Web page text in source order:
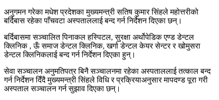
अनुगमन गरेका मधेश प्रदेशका मुख्यमन्त्री सतिष कुमार सिंहले महोत्तरीको
बर्दिबास रहेका पाँचवटा अस्पताललाई बन्द गर्न निर्देशन दिएका छन्।
बर्दिबासमा सञ्चालित पिनाकल हस्पिटल, सुरक्षा अर्थोपेडिक एण्ड डेन्टल
क्लिनिक , ऊँ समाज डेन्टल क्लिनिक, खर्गा डेन्टल केयर सेन्टर र खोमुसरा
डेन्टल क्लिनिकलाई बन्द गर्न निर्देशन दिएका हुन्।
सेवा सञ्चालन अनुमतिपत्र बिनै सञ्चालनमा रहेका अस्पताललाई तत्काल बन्द
गर्न निर्देशन दिँदै मुख्यमन्त्री सिंहले विधि र प्रक्रियाअनुसार मापदण्ड पूरा गरी
अस्पताल सञ्चालन गर्न सुझाव दिएका छन्।